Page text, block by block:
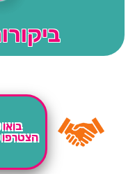
בואו